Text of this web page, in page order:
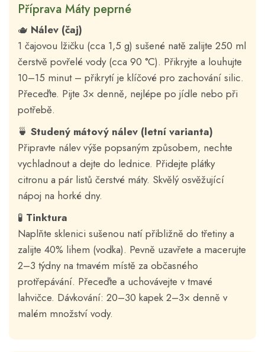
Příprava Máty peprné
🫖 Nálev (čaj)
1 čajovou lžičku (cca 1,5 g) sušené natě zalijte 250 ml
čerstvě povřelé vody (cca 90 °C). Přikryjte a louhujte
10–15 minut – přikrytí je klíčové pro zachování silic.
Přeceďte. Pijte 3× denně, nejlépe po jídle nebo při
potřebě.
🍵 Studený mátový nálev (letní varianta)
Připravte nálev výše popsaným způsobem, nechte
vychladnout a dejte do lednice. Přidejte plátky
citronu a pár listů čerstvé máty. Skvělý osvěžující
nápoj na horké dny.
🧪 Tinktura
Naplňte sklenici sušenou natí přibližně do třetiny a
zalijte 40% lihem (vodka). Pevně uzavřete a macerujte
2–3 týdny na tmavém místě za občasného
protřepávání. Přeceďte a uchovávejte v tmavé
lahvičce. Dávkování: 20–30 kapek 2–3× denně v
malém množství vody.